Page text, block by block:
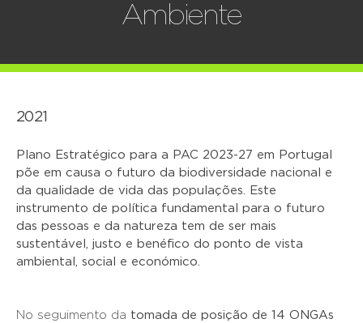
Ambiente
2021
Plano Estratégico para a PAC 2023-27 em Portugal
põe em causa o futuro da biodiversidade nacional e
da qualidade de vida das populações. Este
instrumento de política fundamental para o futuro
das pessoas e da natureza tem de ser mais
sustentável, justo e benéfico do ponto de vista
ambiental, social e económico.
No seguimento da tomada de posição de 14 ONGAs